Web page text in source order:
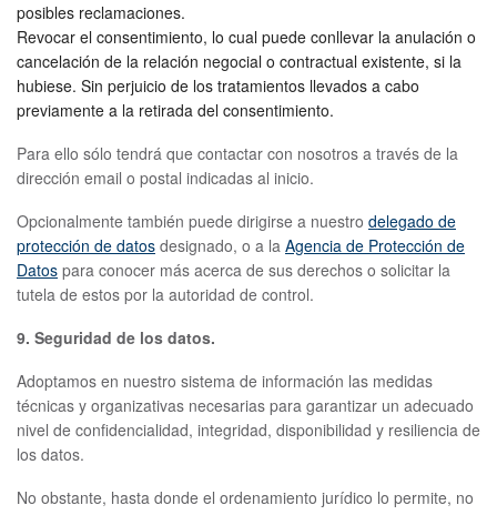
posibles reclamaciones.
Revocar el consentimiento, lo cual puede conllevar la anulación o
cancelación de la relación negocial o contractual existente, si la
hubiese. Sin perjuicio de los tratamientos llevados a cabo
previamente a la retirada del consentimiento.
Para ello sólo tendrá que contactar con nosotros a través de la
dirección email o postal indicadas al inicio.
Opcionalmente también puede dirigirse a nuestro delegado de
protección de datos designado, o a la Agencia de Protección de
Datos para conocer más acerca de sus derechos o solicitar la
tutela de estos por la autoridad de control.
9. Seguridad de los datos.
Adoptamos en nuestro sistema de información las medidas
técnicas y organizativas necesarias para garantizar un adecuado
nivel de confidencialidad, integridad, disponibilidad y resiliencia de
los datos.
No obstante, hasta donde el ordenamiento jurídico lo permite, no